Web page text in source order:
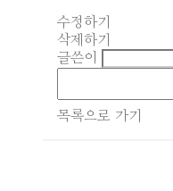
수정하기
삭제하기
글쓴이
목록으로 가기